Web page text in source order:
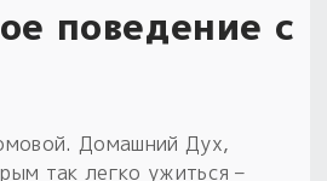
поведение с
Домашний Дух,
так легко ужиться –